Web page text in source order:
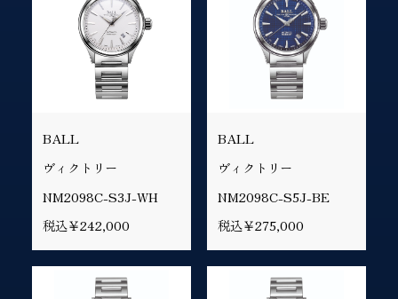
BALL
ヴィクトリー
NM2098C-S3J-WH
税込￥242,000
BALL
ヴィクトリー
NM2098C-S5J-BE
税込￥275,000